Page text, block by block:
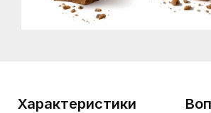
Характеристики